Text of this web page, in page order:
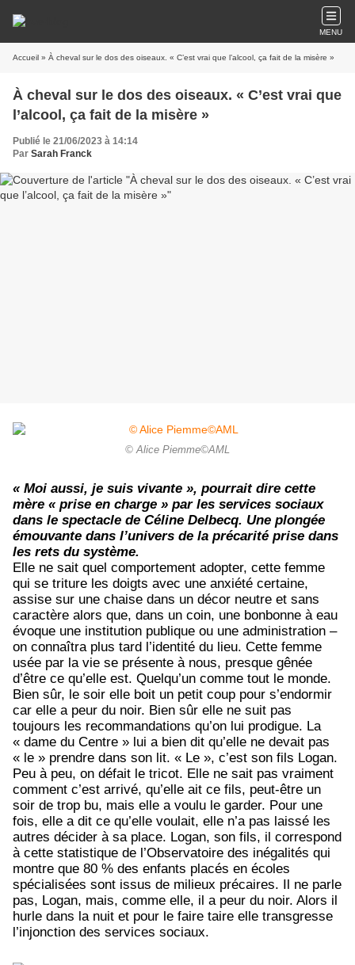
MENU
Accueil » À cheval sur le dos des oiseaux. « C’est vrai que l’alcool, ça fait de la misère »
À cheval sur le dos des oiseaux. « C’est vrai que
l’alcool, ça fait de la misère »
Publié le 21/06/2023 à 14:14
Par Sarah Franck
© Alice Piemme©AML
« Moi aussi, je suis vivante », pourrait dire cette
mère « prise en charge » par les services sociaux
dans le spectacle de Céline Delbecq. Une plongée
émouvante dans l’univers de la précarité prise dans
les rets du système.
Elle ne sait quel comportement adopter, cette femme
qui se triture les doigts avec une anxiété certaine,
assise sur une chaise dans un décor neutre et sans
caractère alors que, dans un coin, une bonbonne à eau
évoque une institution publique ou une administration –
on connaîtra plus tard l’identité du lieu. Cette femme
usée par la vie se présente à nous, presque gênée
d’être ce qu’elle est. Quelqu’un comme tout le monde.
Bien sûr, le soir elle boit un petit coup pour s’endormir
car elle a peur du noir. Bien sûr elle ne suit pas
toujours les recommandations qu’on lui prodigue. La
« dame du Centre » lui a bien dit qu’elle ne devait pas
« le » prendre dans son lit. « Le », c’est son fils Logan.
Peu à peu, on défait le tricot. Elle ne sait pas vraiment
comment c’est arrivé, qu’elle ait ce fils, peut-être un
soir de trop bu, mais elle a voulu le garder. Pour une
fois, elle a dit ce qu’elle voulait, elle n’a pas laissé les
autres décider à sa place. Logan, son fils, il correspond
à cette statistique de l’Observatoire des inégalités qui
montre que 80 % des enfants placés en écoles
spécialisées sont issus de milieux précaires. Il ne parle
pas, Logan, mais, comme elle, il a peur du noir. Alors il
hurle dans la nuit et pour le faire taire elle transgresse
l’injonction des services sociaux.